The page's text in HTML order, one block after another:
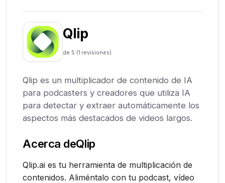
Qlip
de 5 (1 revisiones)
Qlip es un multiplicador de contenido de IA
para podcasters y creadores que utiliza IA
para detectar y extraer automáticamente los
aspectos más destacados de videos largos.
Acerca deQlip
Qlip.ai es tu herramienta de multiplicación de
contenidos. Aliméntalo con tu podcast, vídeo